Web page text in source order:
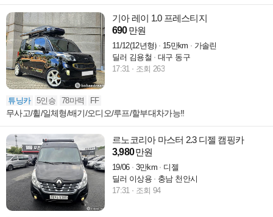
기아 레이 1.0 프레스티지
690만원
11/12(12년형) 15만km
가솔린
딜러 김용철
대구 동구
17:31
조회 263
튜닝카 5인승 78마력 FF
무사고/휠/일체형/배기/오디오/루프/할부대차가능!!
르노코리아 마스터 2.3 디젤 캠핑카
3,980만원
19/06 3만km
디젤
딜러 이상용
충남 천안시
17:31
조회 94